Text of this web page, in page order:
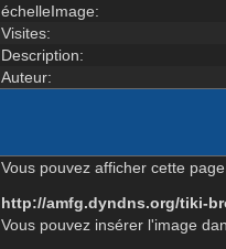
échelleImage:
Visites:
Description:
Auteur:
Vous pouvez afficher cette
http://amfg.dyndns.org/tiki-
Vous pouvez insérer l'image